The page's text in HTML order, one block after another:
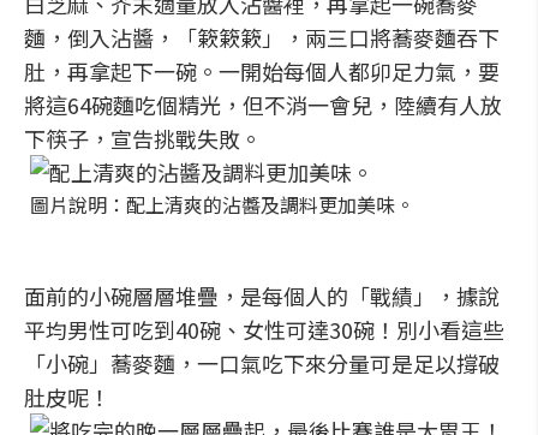
麵，倒入沾醬，「簌簌簌」，兩三口將蕎麥麵吞下
肚，再拿起下一碗。一開始每個人都卯足力氣，要
將這64碗麵吃個精光，但不消一會兒，陸續有人放
下筷子，宣告挑戰失敗。
圖片說明：配上清爽的沾醬及調料更加美味。
面前的小碗層層堆疊，是每個人的「戰績」，據說
平均男性可吃到40碗、女性可達30碗！別小看這些
「小碗」蕎麥麵，一口氣吃下來分量可是足以撐破
肚皮呢！